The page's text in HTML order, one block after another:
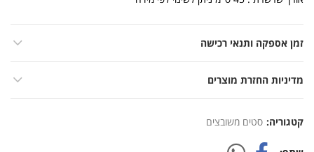
זמן אספקה ותנאי רכישה
מדיניות החזרת מוצרים
קטגוריה: סטים משובצים